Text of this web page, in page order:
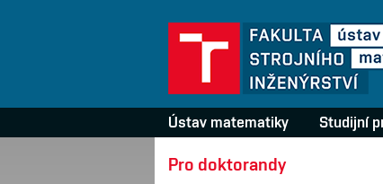
Ústav matematiky Studijní
Pro doktorandy